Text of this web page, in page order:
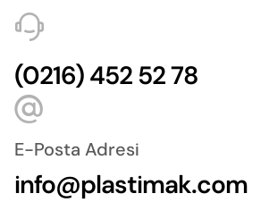
(0216) 452 52 78
E-Posta Adresi
info@plastimak.com